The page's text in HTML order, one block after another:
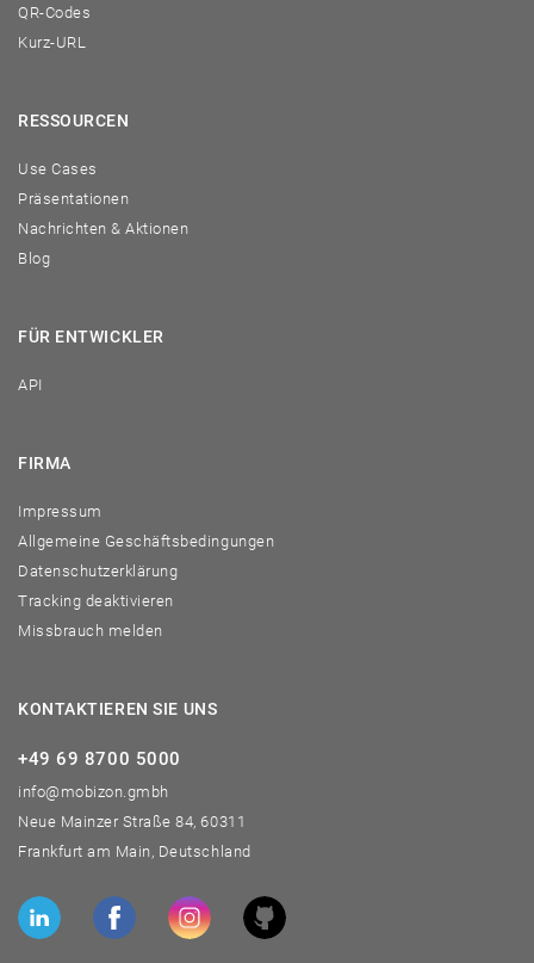
QR-Codes
Kurz-URL
RESSOURCEN
Use Cases
Präsentationen
Nachrichten & Aktionen
Blog
FÜR ENTWICKLER
API
FIRMA
Impressum
Allgemeine Geschäftsbedingungen
Datenschutzerklärung
Tracking deaktivieren
Missbrauch melden
KONTAKTIEREN SIE UNS
+49 69 8700 5000
info@mobizon.gmbh
Neue Mainzer Straße 84, 60311
Frankfurt am Main, Deutschland